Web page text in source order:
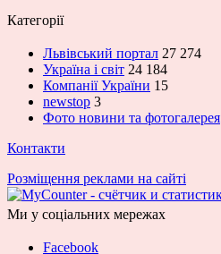
Категорії
Львівський портал 27 274
Україна і світ 24 184
Компанії України 15
newstop 3
Фото новини та фотогалерея
Контакти
Розміщення реклами на сайті
Ми у соціальних мережах
Facebook